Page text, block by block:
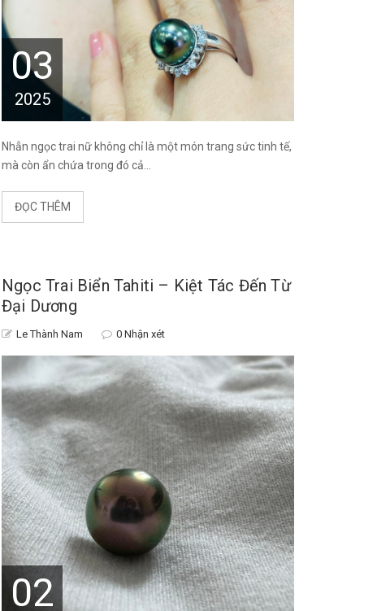
03
2025
Nhẫn ngọc trai nữ không chỉ là một món trang sức tinh tế,
mà còn ẩn chứa trong đó cả...
ĐỌC THÊM
Ngọc Trai Biển Tahiti – Kiệt Tác Đến Từ
Đại Dương
Le Thành Nam 0 Nhận xét
02